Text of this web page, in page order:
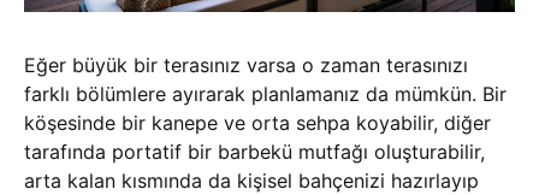
Eğer büyük bir terasınız varsa o zaman terasınızı
farklı bölümlere ayırarak planlamanız da mümkün. Bir
köşesinde bir kanepe ve orta sehpa koyabilir, diğer
tarafında portatif bir barbekü mutfağı oluşturabilir,
arta kalan kısmında da kişisel bahçenizi hazırlayıp